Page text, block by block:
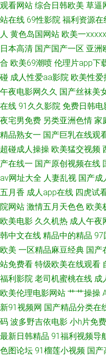
线观看 黑丝美女91在线观看 91
级网站在线播放 视频列表国产传
91免费网址n 四虎性爱网站 91香
婷视频 91双飞在线 老湿影院激情
射射网com 欧美亚成人网 不卡视
喷水网站 另类性爱综合 91熟妇
站 三级网站在线 91小视频大全
韩黄页免费看 91社78四虎 三级
91亚洲精品青草依 色爱激情 91
夫妻 久草福利视频免费看 91大茄
频 久久超碰人人操 91黑丝无码
区 91工厂露脸熟女 九re精品视
欧美日韩特级特黄 91社区在线免
观看网站 综合日韩欧美 草逼
站在线 69性影院 福利资源在
人 黄色岛国网站 欧美一xxxxx
日本高清 国产国产一区 亚洲
合 欧美69潮喷 伦理片app下
碰 成人性爱aa影院 欧美性爱
午夜电影网久久 国产丝袜美
在线 91久久影院 免费日韩电
夜宅男免费 另类亚洲色情 家
精品熟女一 国产巨乳在线观
超碰成人操操 欧美猛交视频
产在线一 国产原创视频在线
av网址大全 人妻乱视 国产成
五月香 成人app在线 四虎试
院网站 激情五月天色色 欧美
欧美电影 久久机热 成人午夜
韩中文在线 精品中的精品 97
欧美 一区精品麻豆经典 国产
站免费看 特级欧美在线观看
福利影院 老司机蜜桃在线 成
欧美伦理电影网站 艹艹操操
新91视频网 国产精品分类在
码 波多野吉依电影 小h片免费
最新日韩精品 91福利视频导
色图论坛 91榴莲小视频 国产